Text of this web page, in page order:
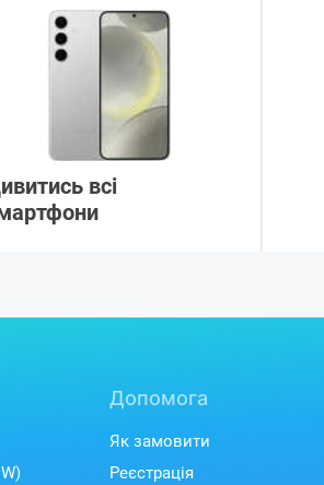
всі
Допомога
Як замовити
Реєстрація